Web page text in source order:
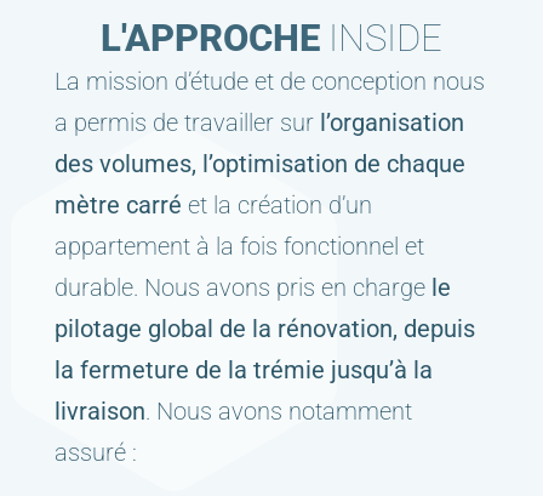
L'APPROCHE INSIDE
La mission d’étude et de conception nous
a permis de travailler surl’organisation
des volumes, l’optimisation de chaque
mètre carré et la création d’un
appartement à la fois fonctionnel et
durable. Nous avons pris en chargele
pilotage global de la rénovation, depuis
la fermeture de la trémie jusqu’à la
livraison. Nous avons notamment
assuré :